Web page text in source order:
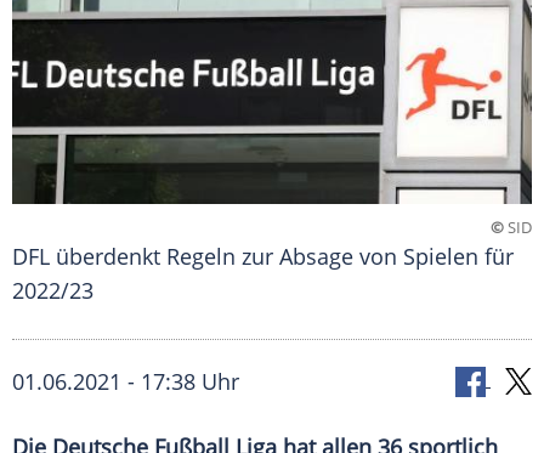
©SID
DFL überdenkt Regeln zur Absage von Spielen für
2022/23
01.06.2021 - 17:38 Uhr